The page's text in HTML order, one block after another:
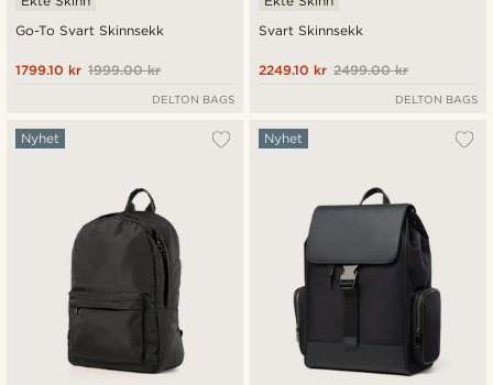
Go-To Svart Skinnsekk
1999.00 kr
1799.10 kr
DELTON BAGS
Svart Skinnsekk
2499.00 kr
2249.10 kr
DELTON BAGS
Nyhet Nyhet